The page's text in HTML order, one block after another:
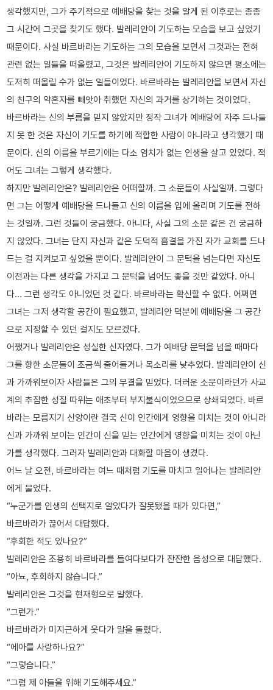
생각했지만, 그가 주기적으로 예배당을 찾는 것을 알게 된 이후로는 종종
그 시간에 그곳을 찾기도 했다. 발레리안이 기도하는 모습을 보고 싶었기
때문이다. 사실 바르바라는 기도하는 그의 모습을 보면서 그것과는 전혀
관련 없는 일들을 떠올렸고, 그것은 발레리안이 기도하지 않으면 평소에는
도저히 떠올릴 수가 없는 일들이었다. 바르바라는 발레리안을 보면서 자신
의 친구의 약혼자를 빼앗아 취했던 자신의 과거를 상기하는 것이었다.
바르바라는 신의 부름을 믿지 않았지만 정작 그녀가 예배당에 자주 드나들
지 못 한 것은 자신이 기도를 하기에 적합한 사람이 아니라고 생각했기 때
문이다. 신의 이름을 부르기에는 다소 염치가 없는 인생을 살고 있었다. 적
어도 그녀는 그렇게 생각했다.
하지만 발레리안은? 발레리안은 어떠할까. 그 소문들이 사실일까. 그렇다
면 그는 어떻게 예배당을 드나들고 신의 이름을 입에 올리며 기도를 전하
는 것일까. 그런 것들이 궁금했다. 아니다, 사실 그의 소문 같은 건 궁금하
지 않았다. 그녀는 단지 자신과 같은 도덕적 흠결을 가진 자가 교회를 드나
드는 걸 지켜보고 싶었을 뿐이다. 발레리안이 그 문턱을 넘는다면 자신도
이전과는 다른 생각을 가지고 그 문턱을 넘어도 좋을 것만 같았다. 아니
다… 그런 생각도 아니었던 것 같다. 바르바라는 확신할 수 없다. 어쩌면
그녀는 그저 생각할 공간이 필요했고, 발레리안 덕분에 예배당을 그 공간
으로 지정할 수 있던 걸지도 모르겠다.
어쨌거나 발레리안은 성실한 신자였다. 그가 예배당 문턱을 넘을 때마다
그를 향한 소문들이 조금씩 줄어들거나 목소리를 낮추었다. 발레리안이 신
과 가까워보이자 사람들은 그의 무결을 믿었다. 더러운 소문이라던가 사교
계의 추잡한 성질 따위는 애초부터 부지불식이었으므로 상쇄되었다. 바르
바라는 모름지기 신앙이란 결국 신이 인간에게 영향을 미치는 것이 아니라
신과 가까워 보이는 인간이 신을 믿는 인간에게 영향을 미치는 것이 아닌
가를 생각했다. 그러자 발레리안과 대화할 마음이 생겼다.
어느 날 오전, 바르바라는 여느 때처럼 기도를 마치고 일어나는 발레리안
에게 물었다.
“누군가를 인생의 선택지로 알았다가 잘못됐을 때가 있다면,”
바르바라가 끊어서 대답했다.
“후회한 적도 있나요?”
발레리안은 조용히 바르바라를 들여다보다가 잔잔한 음성으로 대답했다.
“아뇨, 후회하지 않습니다.”
발레리안은 그것을 현재형으로 말했다.
“그런가.”
바르바라가 미지근하게 웃다가 말을 돌렸다.
“에아를 사랑하나요?”
“그렇습니다.”
“그럼 제 아들을 위해 기도해주세요.”